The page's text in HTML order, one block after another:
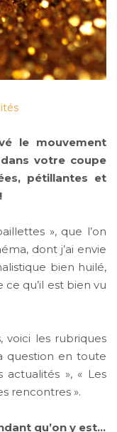
le mouvement
votre coupe
pétillantes et
», que l’on
dont j’ai envie
bien huilé,
ce qu’il est bien vu
voici les rubriques
question en toute
actualités », « Les
rencontres ».
qu’on y est…